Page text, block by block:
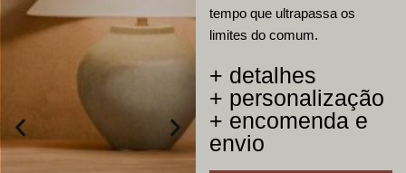
tempo que ultrapassa os
limites do comum.
+ detalhes
+ personalização
+ encomenda e
envio